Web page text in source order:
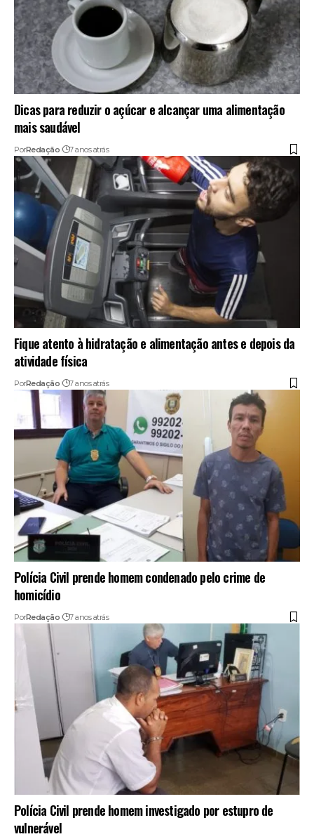
Dicas para reduzir o açúcar e alcançar uma alimentação
mais saudável
PorRedação 7 anos atrás
Fique atento à hidratação e alimentação antes e depois da
atividade física
PorRedação 7 anos atrás
Polícia Civil prende homem condenado pelo crime de
homicídio
PorRedação 7 anos atrás
Polícia Civil prende homem investigado por estupro de
vulnerável